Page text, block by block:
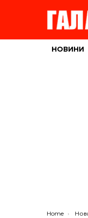
НОВИНИ
You are here:
Home